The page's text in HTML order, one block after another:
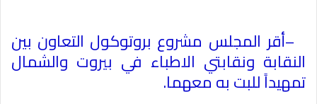
–أقر المجلس مشروع بروتوكول التعاون بين
النقابة ونقابتي الاطباء في بيروت والشمال
تمهيداً للبت به معهما.